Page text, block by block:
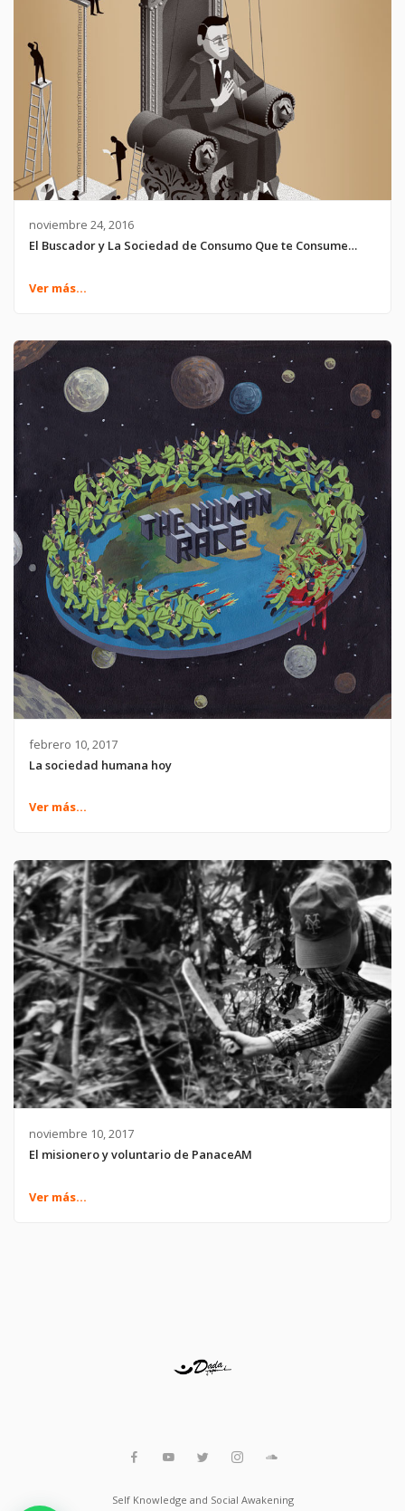
noviembre 24, 2016
El Buscador y La Sociedad de Consumo Que te Consume…
Ver más...
febrero 10, 2017
La sociedad humana hoy
Ver más...
noviembre 10, 2017
El misionero y voluntario de PanaceAM
Ver más...
Self Knowledge and Social Awakening